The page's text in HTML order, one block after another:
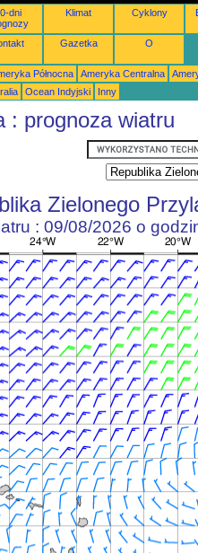
dni
Klimat Cyklony
Gazetka O
Północna Ameryka Centralna
Ocean Indyjski Inny
: prognoza wiatru
Zielonego
: 09/08/2026 o